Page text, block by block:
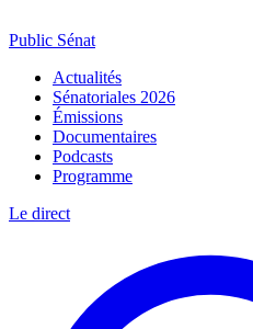
Public Sénat
Actualités
Sénatoriales 2026
Émissions
Documentaires
Podcasts
Programme
Le direct